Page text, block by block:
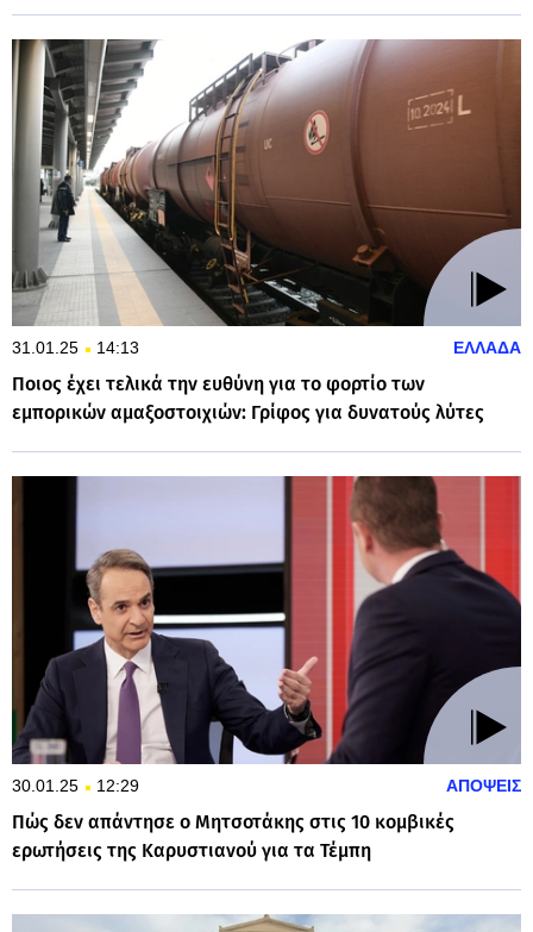
31.01.25 14:13 ΕΛΛΑΔΑ
Ποιος έχει τελικά την ευθύνη για το φορτίο των
εμπορικών αμαξοστοιχιών: Γρίφος για δυνατούς λύτες
30.01.25 12:29 ΑΠΟΨΕΙΣ
Πώς δεν απάντησε ο Μητσοτάκης στις 10 κομβικές
ερωτήσεις της Καρυστιανού για τα Τέμπη